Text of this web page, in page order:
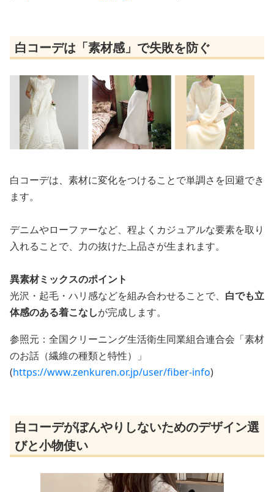
白コーデは「素材感」で失敗を防ぐ
白コーデは、素材に変化をつけることで単調さを回避でき
ます。
デニムやローファーなど、程よくカジュアルな要素を取り
入れることで、力の抜けた上品さが生まれます。
異素材ミックスのポイント
光沢・起毛・ハリ感などを組み合わせることで、 白でも立
体感のある着こなしが完成します。
参照元：全国クリーニング生活衛生同業組合連合会「素材
のお話（繊維の種類と特性）」
(https://www.zenkuren.or.jp/user/fiber-info)
白コーデがぼんやりしないためのデザイン選
びと小物使い